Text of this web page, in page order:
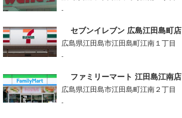
-
セブンイレブン 広島江田島町店
広島県江田島市江田島町江南１丁目
-
ファミリーマート 江田島江南店
広島県江田島市江田島町江南２丁目
-